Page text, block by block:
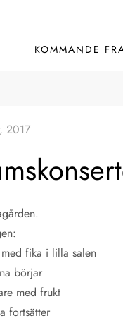
KOMMANDE
fika i lilla salen
börjar
med frukt
fortsätter